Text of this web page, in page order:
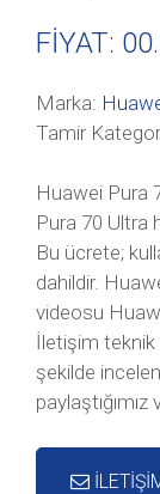
FİYAT: 00
Marka:
Tamir
Huawei Pura
Pura 70 Ultra
Bu ücrete;
dahildir.
videosu
İletişim teknik
şekilde